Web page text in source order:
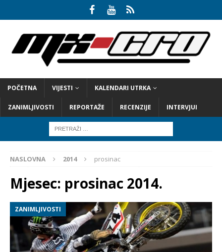
POČETNA VIJESTI KALENDARI UTRKA
ZANIMLJIVOSTI REPORTAŽE RECENZIJE INTERVJUI
NASLOVNA 2014 prosinac
Mjesec: prosinac 2014.
ZANIMLJIVOSTI